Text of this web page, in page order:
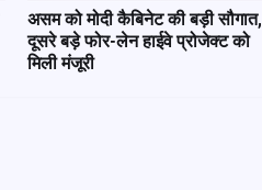
असम को मोदी कैबिनेट की बड़ी सौगात,
दूसरे बड़े फोर-लेन हाईवे प्रोजेक्ट को
मिली मंजूरी